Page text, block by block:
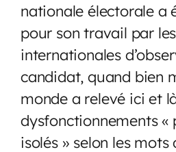
nationale électorale a
pour son travail par
internationales
candidat, quand bien
monde a relevé ici et
dysfonctionnements «
isolés » selon les